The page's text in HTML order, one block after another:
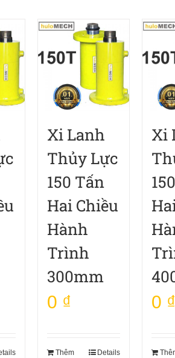
Xi Lanh
Thủy Lực
150 Tấn
Hai Chiều
Hành
Trình
300mm
0 ₫
Thêm
Details
Xi
0 ₫